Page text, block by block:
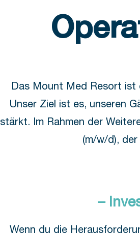
Das Mount Med Resort ist
Unser Ziel ist es, unseren
stärkt. Im Rahmen der
(m/w/d),
–
Wenn du die